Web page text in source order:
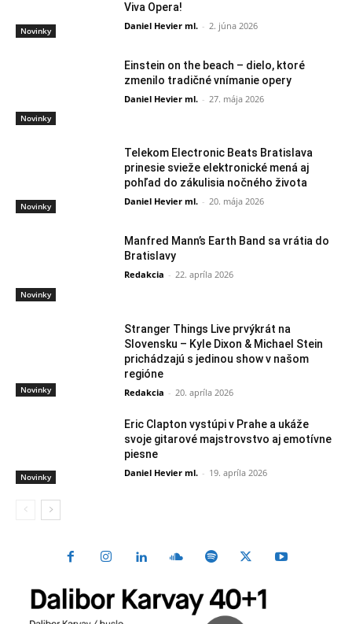
Novinky
Viva Opera!
Daniel Hevier ml. - 2. júna 2026
Novinky
Einstein on the beach – dielo, ktoré
zmenilo tradičné vnímanie opery
Daniel Hevier ml. - 27. mája 2026
Novinky
Telekom Electronic Beats Bratislava
prinesie svieže elektronické mená aj
pohľad do zákulisia nočného života
Daniel Hevier ml. - 20. mája 2026
Novinky
Manfred Mann’s Earth Band sa vrátia do
Bratislavy
Redakcia - 22. apríla 2026
Novinky
Stranger Things Live prvýkrát na
Slovensku – Kyle Dixon & Michael Stein
prichádzajú s jedinou show v našom
regióne
Redakcia - 20. apríla 2026
Novinky
Eric Clapton vystúpi v Prahe a ukáže
svoje gitarové majstrovstvo aj emotívne
piesne
Daniel Hevier ml. - 19. apríla 2026